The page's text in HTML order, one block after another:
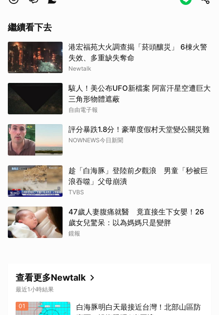
繼續看下去
港宏福苑大火調查揭「菸頭釀災」 6棟火警
失效、多重缺失奪命
Newtalk
駭人！美公布UFO新檔案 阿富汗星空遭巨大
三角形物體遮蔽
自由電子報
評分暴跌1.8分！豪華度假村天堂變公關災難
NOWNEWS今日新聞
趁「白海豚」登陸前夕觀浪 男童「秒被巨
浪吞噬」父母崩潰
TVBS
47歲人妻腹痛就醫 竟直接生下女嬰！26
歲女兒驚呆：以為媽媽只是變胖
鏡報
查看更多Newtalk
最近1小時結果
01
白海豚明白天最接近台灣！北部山區防